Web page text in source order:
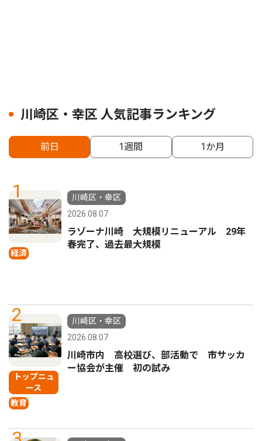
川崎区・幸区 人気記事ランキング
前日 1週間 1か月
1
経済
川崎区・幸区
2026.08.07
ラゾーナ川崎 大規模リニューアル 29年
春完了、過去最大規模
2
トップニュ
ース
教育
川崎区・幸区
2026.08.07
川崎市内 高校選び、部活動で 市サッカ
ー協会が主催 初の試み